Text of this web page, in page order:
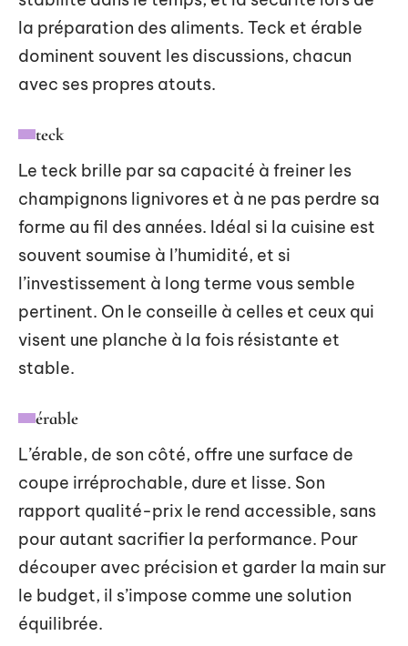
la préparation des aliments. Teck et érable
dominent souvent les discussions, chacun
avec ses propres atouts.
teck
Le teck brille par sa capacité à freiner les
champignons lignivores et à ne pas perdre sa
forme au fil des années. Idéal si la cuisine est
souvent soumise à l’humidité, et si
l’investissement à long terme vous semble
pertinent. On le conseille à celles et ceux qui
visent une planche à la fois résistante et
stable.
érable
L’érable, de son côté, offre une surface de
coupe irréprochable, dure et lisse. Son
rapport qualité-prix le rend accessible, sans
pour autant sacrifier la performance. Pour
découper avec précision et garder la main sur
le budget, il s’impose comme une solution
équilibrée.